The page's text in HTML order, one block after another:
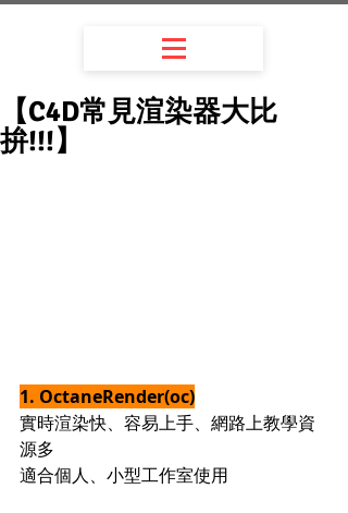
【C4D常見渲染器大比
拚!!!】
1. OctaneRender(oc)
實時渲染快、容易上手、網路上教學資
源多
適合個人、小型工作室使用